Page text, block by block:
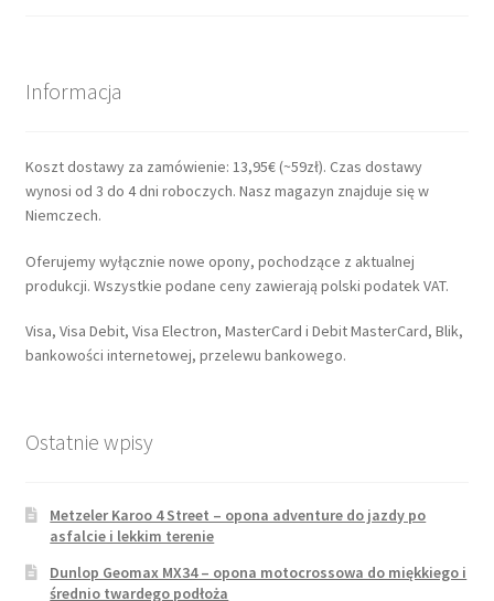
Informacja
Koszt dostawy za zamówienie: 13,95€ (~59zł). Czas dostawy
wynosi od 3 do 4 dni roboczych. Nasz magazyn znajduje się w
Niemczech.
Oferujemy wyłącznie nowe opony, pochodzące z aktualnej
produkcji. Wszystkie podane ceny zawierają polski podatek VAT.
Visa, Visa Debit, Visa Electron, MasterCard i Debit MasterCard, Blik,
bankowości internetowej, przelewu bankowego.
Ostatnie wpisy
Metzeler Karoo 4 Street – opona adventure do jazdy po
asfalcie i lekkim terenie
Dunlop Geomax MX34 – opona motocrossowa do miękkiego i
średnio twardego podłoża